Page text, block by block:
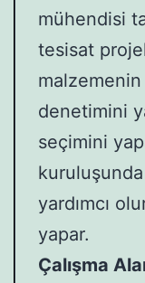
mühendisi
tesisat
malzemenin
denetimini
seçimini
yardımcı
yapar.
Çalışma